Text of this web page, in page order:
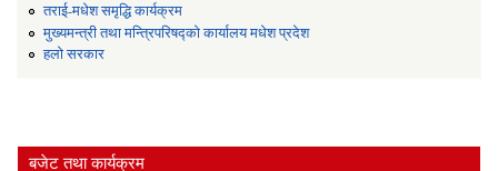
तराई-मधेश समृद्धि कार्यक्रम
मुख्यमन्त्री तथा मन्त्रिपरिषद्को कार्यालय मधेश प्रदेश
हलो सरकार
बजेट तथा कार्यक्रम